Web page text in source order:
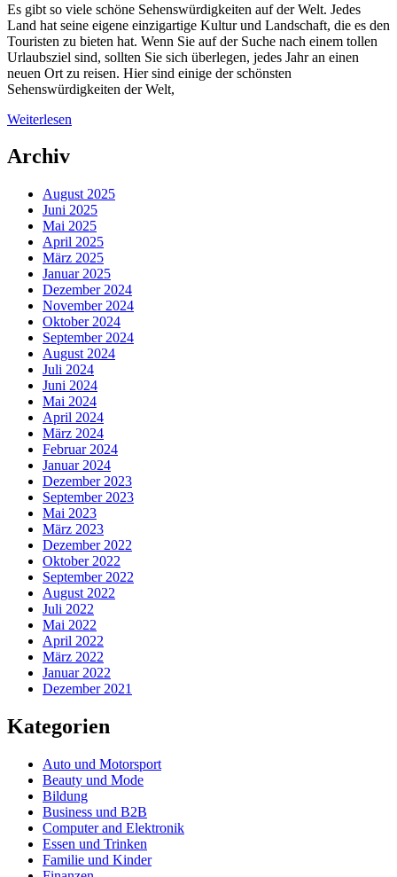
Es gibt so viele schöne Sehenswürdigkeiten auf der Welt. Jedes
Land hat seine eigene einzigartige Kultur und Landschaft, die es den
Touristen zu bieten hat. Wenn Sie auf der Suche nach einem tollen
Urlaubsziel sind, sollten Sie sich überlegen, jedes Jahr an einen
neuen Ort zu reisen. Hier sind einige der schönsten
Sehenswürdigkeiten der Welt,
Weiterlesen
Archiv
August 2025
Juni 2025
Mai 2025
April 2025
März 2025
Januar 2025
Dezember 2024
November 2024
Oktober 2024
September 2024
August 2024
Juli 2024
Juni 2024
Mai 2024
April 2024
März 2024
Februar 2024
Januar 2024
Dezember 2023
September 2023
Mai 2023
März 2023
Dezember 2022
Oktober 2022
September 2022
August 2022
Juli 2022
Mai 2022
April 2022
März 2022
Januar 2022
Dezember 2021
Kategorien
Auto und Motorsport
Beauty und Mode
Bildung
Business und B2B
Computer and Elektronik
Essen und Trinken
Familie und Kinder